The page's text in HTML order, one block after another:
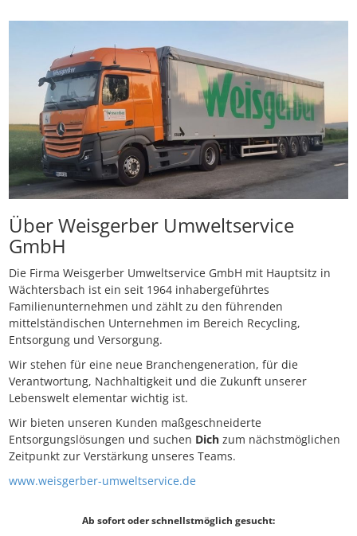
Über Weisgerber Umweltservice
GmbH
Die Firma Weisgerber Umweltservice GmbH mit Hauptsitz in
Wächtersbach ist ein seit 1964 inhabergeführtes
Familienunternehmen und zählt zu den führenden
mittelständischen Unternehmen im Bereich Recycling,
Entsorgung und Versorgung.
Wir stehen für eine neue Branchengeneration, für die
Verantwortung, Nachhaltigkeit und die Zukunft unserer
Lebenswelt elementar wichtig ist.
Wir bieten unseren Kunden maßgeschneiderte
Entsorgungslösungen und suchen Dich zum nächstmöglichen
Zeitpunkt zur Verstärkung unseres Teams.
www.weisgerber-umweltservice.de
Ab sofort oder schnellstmöglich gesucht: